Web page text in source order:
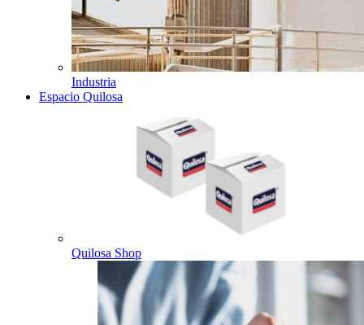
Industria
Espacio Quilosa
Quilosa Shop